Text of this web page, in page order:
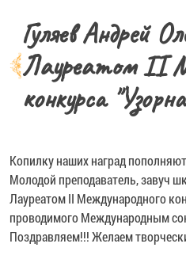
Гуляев Андрей
Лауреатом II
конкурса
Копилку наших наград
Молодой преподаватель, завуч
Лауреатом II Международного
проводимого Международным
Поздравляем!!! Желаем